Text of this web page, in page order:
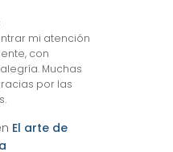
mi atención
con
Muchas
por las
El arte de